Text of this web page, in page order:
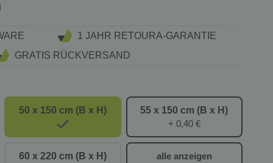
1 JAHR RETOURA-GARANTIE
GRATIS RÜCKVERSAND
50 x 150 cm (B x H)
55 x 150 cm (B x H)
+ 0,40 €
60 x 220 cm (B x H)
alle anzeigen